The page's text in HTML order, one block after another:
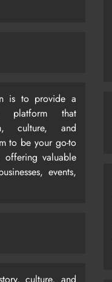
is to provide a
platform that
culture, and
to be your go-to
offering valuable
events,